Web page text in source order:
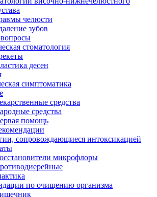
челюсти
зубов
стоматология
десен
симптоматика
средства
средства
помощь
сопровождающиеся интоксикацией
микрофлоры
по очищению организма